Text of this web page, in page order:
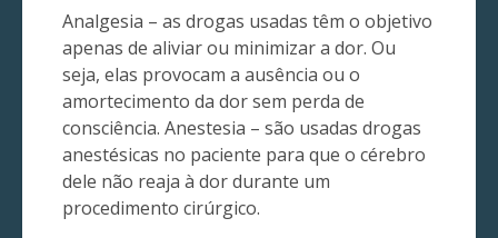
Analgesia – as drogas usadas têm o objetivo
apenas de aliviar ou minimizar a dor. Ou
seja, elas provocam a ausência ou o
amortecimento da dor sem perda de
consciência. Anestesia – são usadas drogas
anestésicas no paciente para que o cérebro
dele não reaja à dor durante um
procedimento cirúrgico.